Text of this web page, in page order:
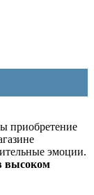
приобретение
эмоции.
высоком